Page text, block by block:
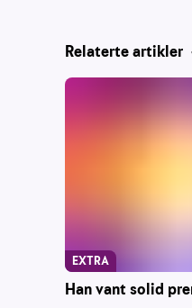
Relaterte artikler
Han vant solid
EXTRA